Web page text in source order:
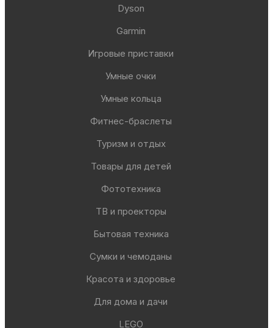
Dyson
Garmin
Игровые приставки
Умные очки
Умные кольца
Фитнес-браслеты
Туризм и отдых
Товары для детей
Фототехника
ТВ и проекторы
Бытовая техника
Сумки и чемоданы
Красота и здоровье
Для дома и дачи
LEGO